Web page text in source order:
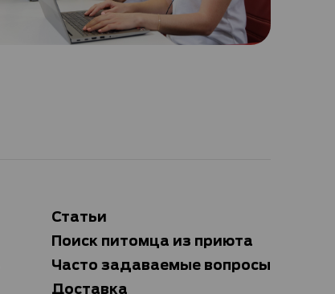
Статьи
Поиск питомца из приюта
Часто задаваемые вопросы
Доставка